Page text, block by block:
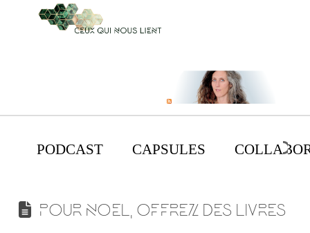
PODCAST CAPSULES
POUR NOEL, OFFREZ DES LIVRES